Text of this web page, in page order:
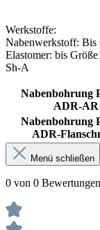
Werkstoffe:
Nabenwerkstoff: Bis
Elastomer: bis
Sh-A
Nabenbohrung
ADR-AR
Nabenbohrung
ADR-
Menü schließen
0 von 0 Bewertungen